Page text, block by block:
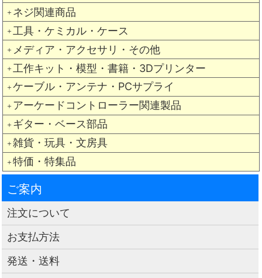
＋ ネジ関連商品
＋ 工具・ケミカル・ケース
＋ メディア・アクセサリ・その他
＋ 工作キット・模型・書籍・3Dプリンター
＋ ケーブル・アンテナ・PCサプライ
＋ アーケードコントローラー関連製品
＋ ギター・ベース部品
＋ 雑貨・玩具・文房具
＋ 特価・特集品
ご案内
注文について
お支払方法
発送・送料